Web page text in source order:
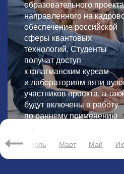
Февраль
Март Май
образовательного
направленного на
обеспечение российской
сферы квантовых
технологий. Студенты
получат доступ
к флагманским курсам
и лабораториям пяти
участников проекта, а
будут включены в работу
по раннему применению